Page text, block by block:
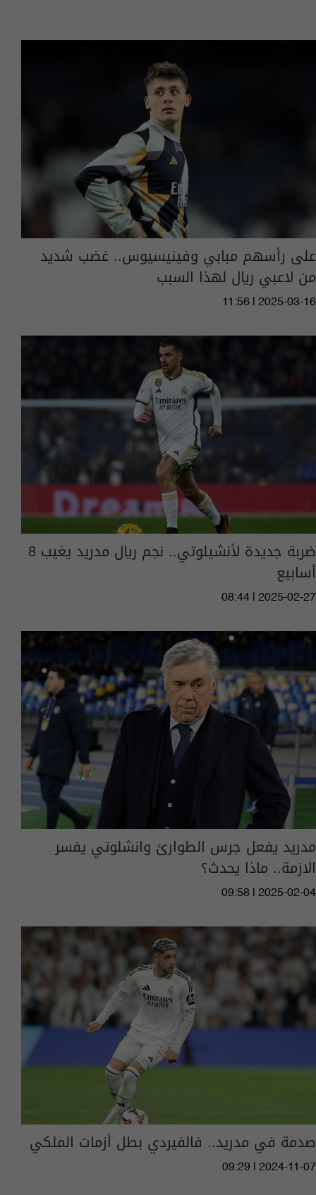
على رأسهم مبابي وفينيسيوس.. غضب شديد
من لاعبي ريال لهذا السبب
11:56 | 2025-03-16
ضربة جديدة لأنشيلوتي.. نجم ريال مدريد يغيب 8
أسابيع
08:44 | 2025-02-27
مدريد يفعل جرس الطوارئ وانشلوتي يفسر
الازمة.. ماذا يحدث؟
09:58 | 2025-02-04
صدمة في مدريد.. فالفيردي بطل أزمات الملكي
09:29 | 2024-11-07